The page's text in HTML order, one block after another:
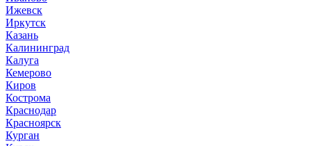
Ижевск
Иркутск
Казань
Калининград
Калуга
Кемерово
Киров
Кострома
Краснодар
Красноярск
Курган